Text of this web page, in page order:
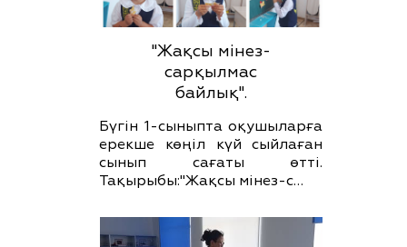
"Жақсы мінез-
сарқылмас
байлық".
Бүгін 1-сыныпта оқушыларға
ерекше көңіл күй сыйлаған
сынып сағаты өтті.
Тақырыбы:"Жақсы мінез-с…